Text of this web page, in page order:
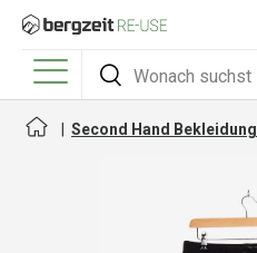
DIREKT ZUM INHALT
Suchen
Suchen
Menü
Second Hand Bekleidung